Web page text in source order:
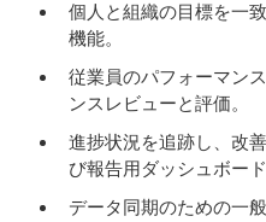
個人と組織の目標を一
機能。
従業員のパフォーマン
ンスレビューと評価。
進捗状況を追跡し、改
び報告用ダッシュボード
データ同期のための一